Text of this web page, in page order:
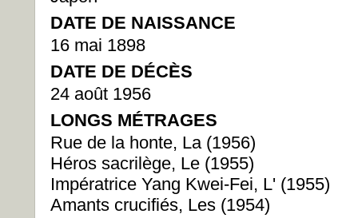
DATE DE NAISSANCE
16 mai 1898
DATE DE DÉCÈS
24 août 1956
LONGS MÉTRAGES
Rue de la honte, La (1956)
Héros sacrilège, Le (1955)
Impératrice Yang Kwei-Fei, L' (1955)
Amants crucifiés, Les (1954)